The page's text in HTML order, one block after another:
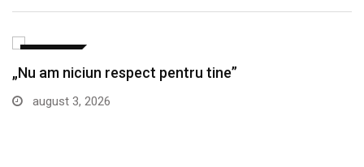
Ce aduce horoscopul zilei de astăzi 3 august…
august 2, 2026